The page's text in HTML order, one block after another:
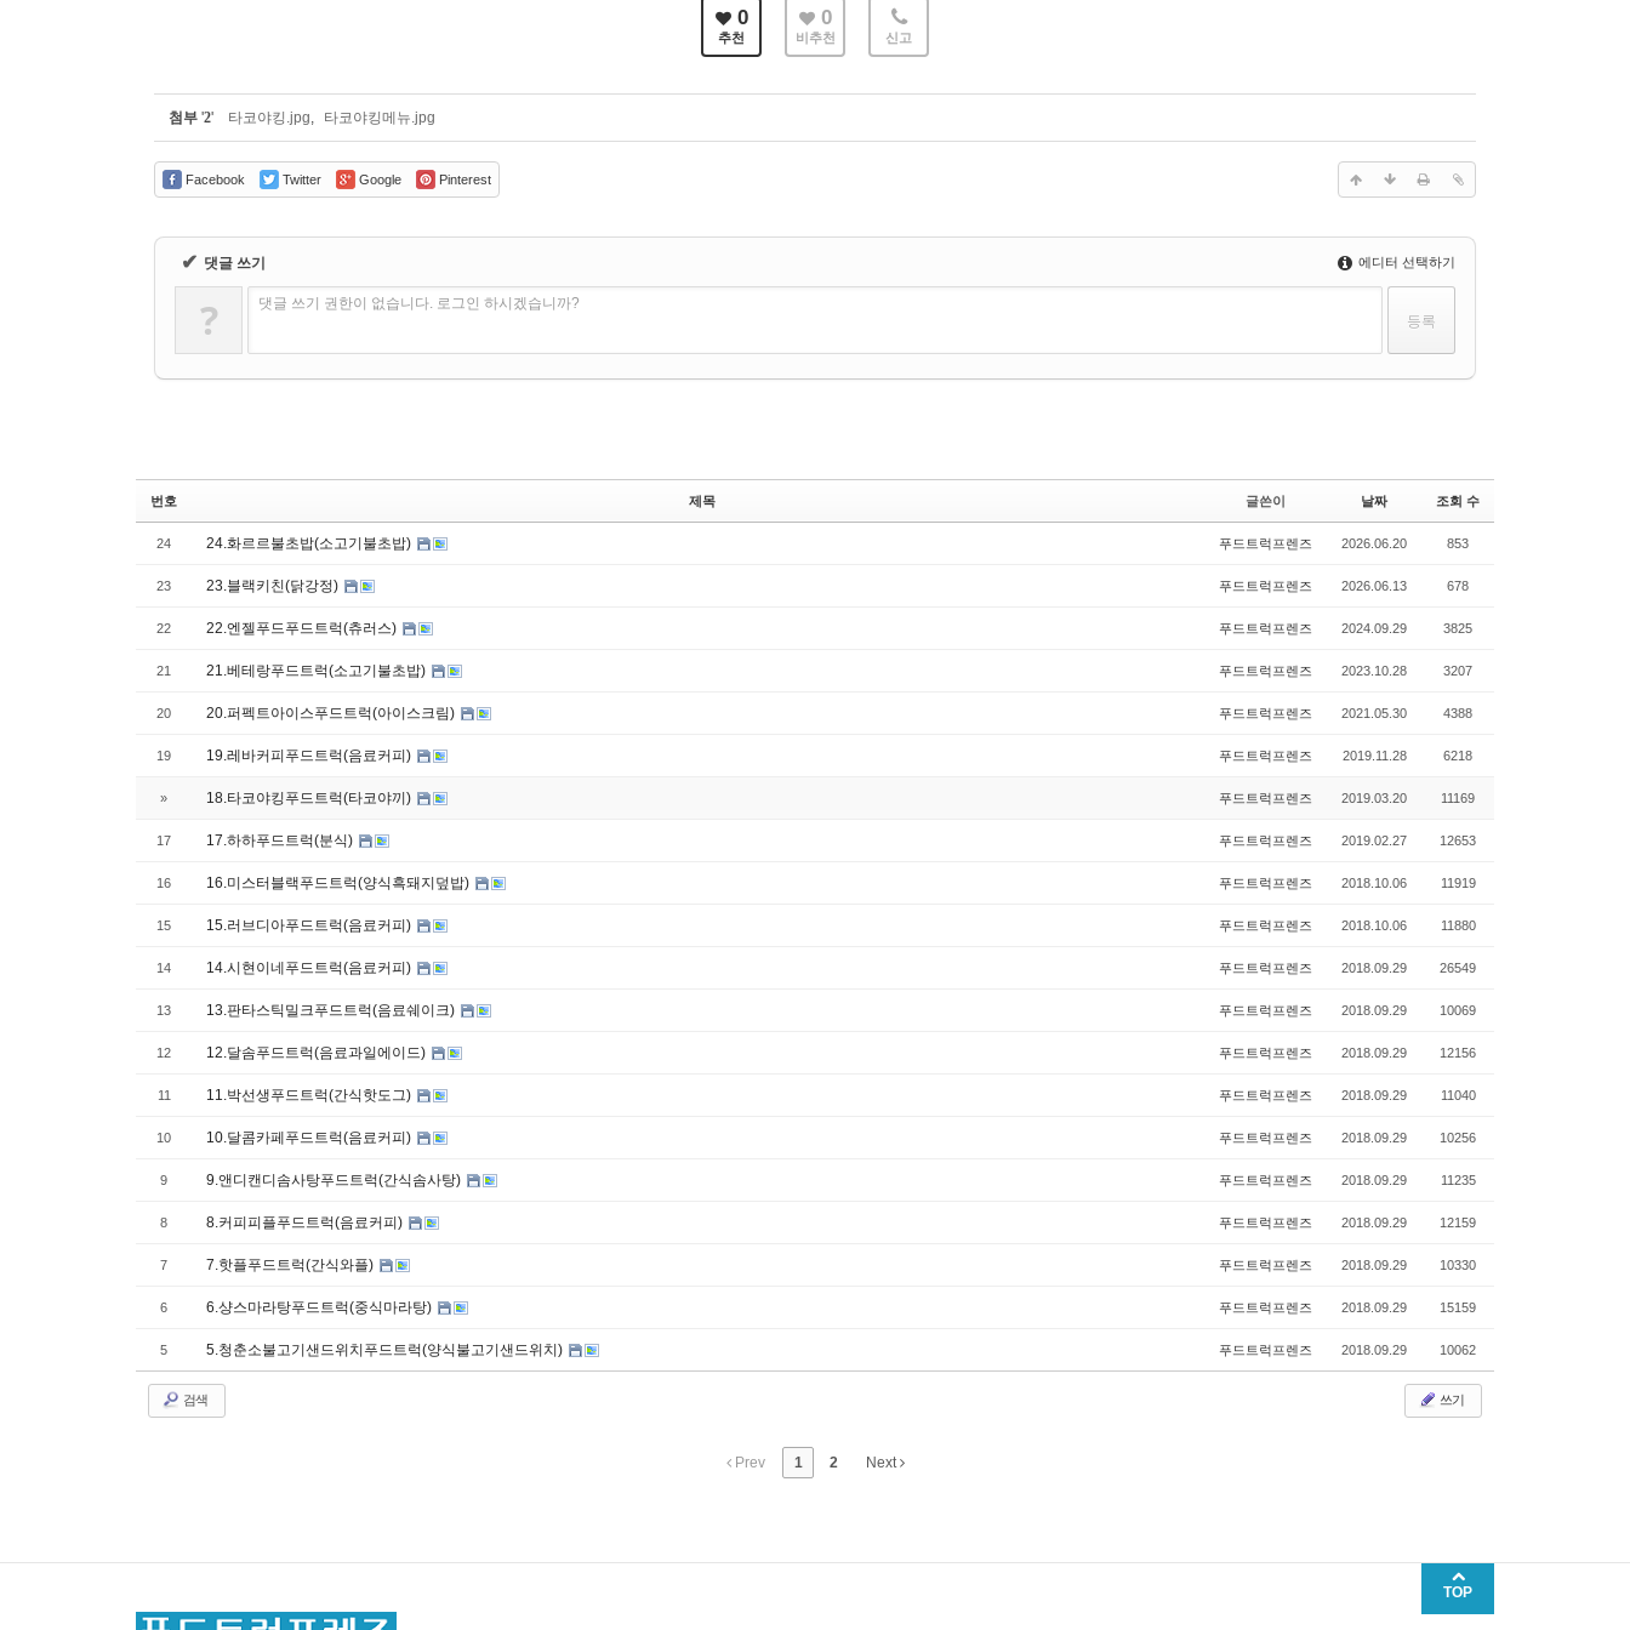
0
추천
0
비추천 신고
첨부 '2' 타코야킹.jpg, 타코야킹메뉴.jpg
Facebook Twitter Google Pinterest
✔ 댓글 쓰기 에디터 선택하기
? 댓글 쓰기 권한이 없습니다. 로그인 하시겠습니까?
번호 제목 글쓴이 날짜 조회 수
24 24.화르르불초밥(소고기불초밥) 푸드트럭프렌즈 2026.06.20 853
23 23.블랙키친(닭강정) 푸드트럭프렌즈 2026.06.13 678
22 22.엔젤푸드푸드트럭(츄러스) 푸드트럭프렌즈 2024.09.29 3825
21 21.베테랑푸드트럭(소고기불초밥) 푸드트럭프렌즈 2023.10.28 3207
20 20.퍼펙트아이스푸드트럭(아이스크림) 푸드트럭프렌즈 2021.05.30 4388
19 19.레바커피푸드트럭(음료커피) 푸드트럭프렌즈 2019.11.28 6218
» 18.타코야킹푸드트럭(타코야끼) 푸드트럭프렌즈 2019.03.20 11169
17 17.하하푸드트럭(분식) 푸드트럭프렌즈 2019.02.27 12653
16 16.미스터블랙푸드트럭(양식흑돼지덮밥) 푸드트럭프렌즈 2018.10.06 11919
15 15.러브디아푸드트럭(음료커피) 푸드트럭프렌즈 2018.10.06 11880
14 14.시현이네푸드트럭(음료커피) 푸드트럭프렌즈 2018.09.29 26549
13 13.판타스틱밀크푸드트럭(음료쉐이크) 푸드트럭프렌즈 2018.09.29 10069
12 12.달솜푸드트럭(음료과일에이드) 푸드트럭프렌즈 2018.09.29 12156
11 11.박선생푸드트럭(간식핫도그) 푸드트럭프렌즈 2018.09.29 11040
10 10.달콤카페푸드트럭(음료커피) 푸드트럭프렌즈 2018.09.29 10256
9 9.앤디캔디솜사탕푸드트럭(간식솜사탕) 푸드트럭프렌즈 2018.09.29 11235
8 8.커피피플푸드트럭(음료커피) 푸드트럭프렌즈 2018.09.29 12159
7 7.핫플푸드트럭(간식와플) 푸드트럭프렌즈 2018.09.29 10330
6 6.샹스마라탕푸드트럭(중식마라탕) 푸드트럭프렌즈 2018.09.29 15159
5 5.청춘소불고기샌드위치푸드트럭(양식불고기샌드위치) 푸드트럭프렌즈 2018.09.29 10062
검색 쓰기
Prev 1 2 Next
TOP